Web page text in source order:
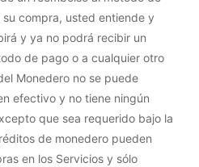
compra, usted entiende y
y ya no podrá recibir un
de pago o a cualquier otro
Monedero no se puede
efectivo y no tiene ningún
que sea requerido bajo la
de monedero pueden
en los Servicios y sólo